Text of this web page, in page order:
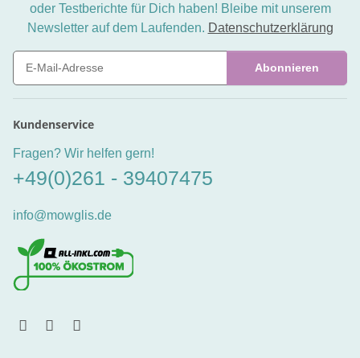
oder Testberichte für Dich haben! Bleibe mit unserem
Newsletter auf dem Laufenden. Datenschutzerklärung
Abonnieren
Kundenservice
Fragen? Wir helfen gern!
+49(0)261 - 39407475
info@mowglis.de